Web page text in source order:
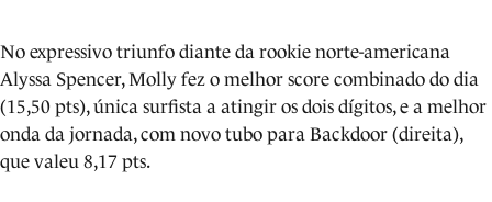
No expressivo triunfo diante da rookie norte-americana
Alyssa Spencer, Molly fez o melhor score combinado do dia
(15,50 pts), única surfista a atingir os dois dígitos, e a melhor
onda da jornada, com novo tubo para Backdoor (direita),
que valeu 8,17 pts.